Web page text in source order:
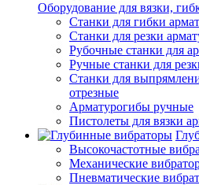
Оборудование для вязки,
Станки для гибки
Станки для резки
Рубочные станки для
Ручные станки для
Станки для
отрезные
Арматурогибы ручные
Пистолеты для вязки
Высокочастотные
Механические
Пневматические